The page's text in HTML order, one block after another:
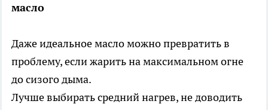
масло
Даже идеальное масло можно превратить в
проблему, если жарить на максимальном огне
до сизого дыма.
Лучше выбирать средний нагрев, не доводить